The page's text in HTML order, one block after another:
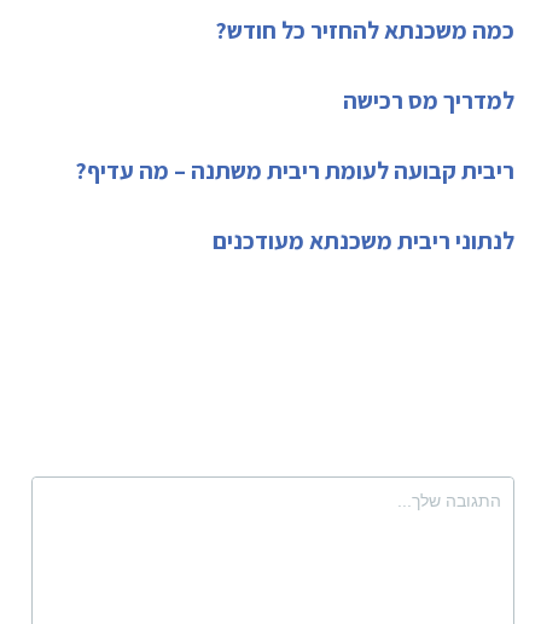
כמה משכנתא להחזיר כל חודש?
למדריך מס רכישה
ריבית קבועה לעומת ריבית משתנה – מה עדיף?
לנתוני ריבית משכנתא מעודכנים